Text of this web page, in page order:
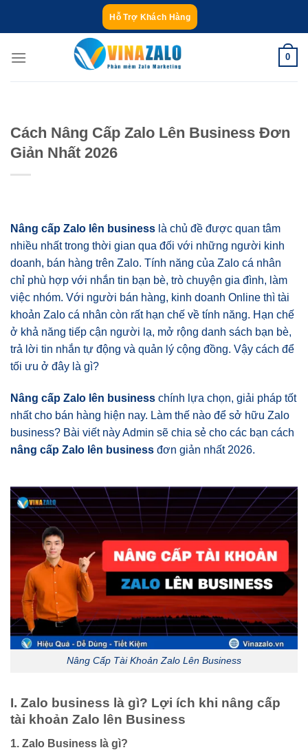
dung
Hỗ Trợ Khách Hàng
0
Cách Nâng Cấp Zalo Lên Business Đơn
Giản Nhất 2026
Nâng cấp Zalo lên business là chủ đề được quan tâm
nhiều nhất trong thời gian qua đối với những người kinh
doanh, bán hàng trên Zalo. Tính năng của Zalo cá nhân
chỉ phù hợp với nhắn tin bạn bè, trò chuyện gia đình, làm
việc nhóm. Với người bán hàng, kinh doanh Online thì tài
khoản Zalo cá nhân còn rất hạn chế về tính năng. Hạn chế
ở khả năng tiếp cận người lạ, mở rộng danh sách bạn bè,
trả lời tin nhắn tự động và quản lý cộng đồng. Vậy cách để
tối ưu ở đây là gì?
Nâng cấp Zalo lên business chính lựa chọn, giải pháp tốt
nhất cho bán hàng hiện nay. Làm thế nào để sở hữu Zalo
business? Bài viết này Admin sẽ chia sẻ cho các bạn cách
nâng cấp Zalo lên business đơn giản nhất 2026.
Nâng Cấp Tài Khoản Zalo Lên Business
I. Zalo business là gì? Lợi ích khi nâng cấp
tài khoản Zalo lên Business
1. Zalo Business là gì?